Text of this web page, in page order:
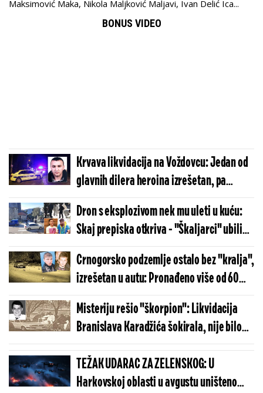
Maksimović Maka, Nikola Maljković Maljavi, Ivan Delić Ica...
BONUS VIDEO
Krvava likvidacija na Voždovcu: Jedan od
glavnih dilera heroina izrešetan, pa
overen u glavu - ubica bivši pripadnik JSO
Dron s eksplozivom nek mu uleti u kuću:
Skaj prepiska otkriva - "Škaljarci" ubili
Roganovića, pa odmah isplanirali još
jednu likvidaciju
Crnogorsko podzemlje ostalo bez "kralja",
izrešetan u autu: Pronađeno više od 60
čaura, u vozilu i telo "njihovog Kneleta"
Misteriju rešio "škorpion": Likvidacija
Branislava Karadžića šokirala, nije bilo
dokaza dok "banda sa Pravnog fakulteta"
nije napravila grešku
TEŽAK UDARAC ZA ZELENSKOG: U
Harkovskoj oblasti u avgustu uništeno